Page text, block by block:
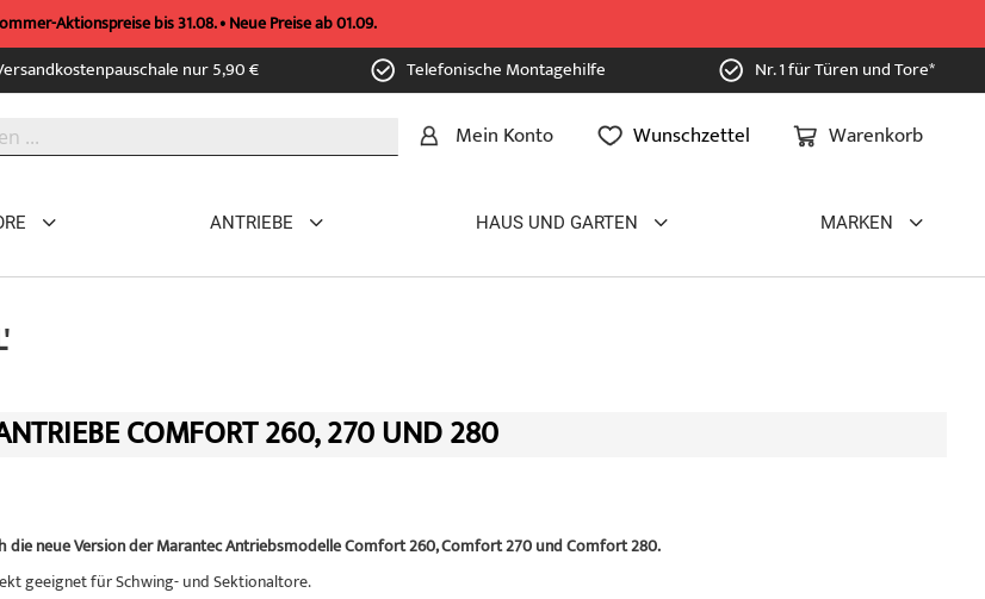
Aktionspreise bis 31.08. • Neue Preise ab 01.09.
nur 5,90 € Telefonische Montagehilfe Nr. 1 für Türen und Tore*
Warenkorb
Mein Konto Wunschzettel
ANTRIEBE HAUS UND GARTEN MARKEN
COMFORT 260, 270 UND 280
die neue Version der Marantec Antriebsmodelle Comfort 260, Comfort 270 und Comfort 280.
geeignet für Schwing- und Sektionaltore.